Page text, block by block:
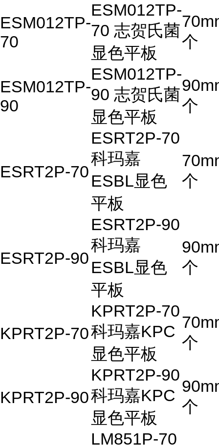
ESM012TP-
70
ESM012TP-
70 志贺氏菌
显色平板
个
ESM012TP-
90
ESM012TP-
90 志贺氏菌
显色平板
个
ESRT2P-70
ESRT2P-70
科玛嘉
ESBL显色
平板
个
ESRT2P-90
ESRT2P-90
科玛嘉
ESBL显色
平板
个
KPRT2P-70
KPRT2P-70
科玛嘉KPC
显色平板
个
KPRT2P-90
KPRT2P-90
科玛嘉KPC
显色平板
个
LM851P-70